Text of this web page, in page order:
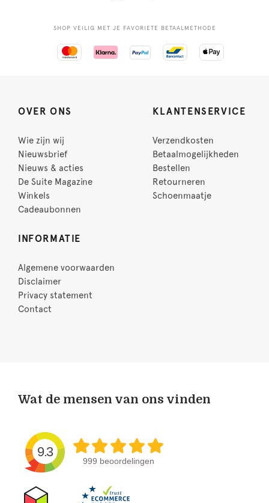
SHOP VEILIG MET JE FAVORIETE BETAALMETHODE
OVER ONS
Wie zijn wij
Nieuwsbrief
Nieuws & acties
De Suite Magazine
Winkels
Cadeaubonnen
KLANTENSERVICE
Verzendkosten
Betaalmogelijkheden
Bestellen
Retourneren
Schoenmaatje
INFORMATIE
Algemene voorwaarden
Disclaimer
Privacy statement
Contact
Wat de mensen van ons vinden
9.3
999 beoordelingen